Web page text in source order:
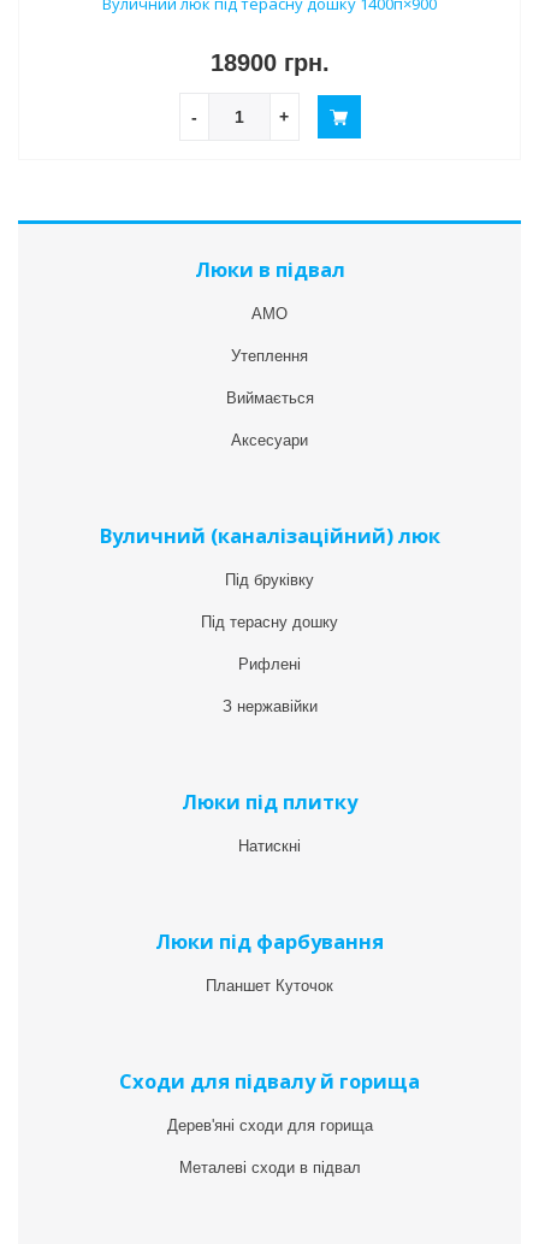
18900 грн.
- +
Люки в підвал
АМО
Утеплення
Виймається
Аксесуари
Вуличний (каналізаційний) люк
Під бруківку
Під терасну дошку
Рифлені
З нержавійки
Люки під плитку
Натискні
Люки під фарбування
Планшет Куточок
Сходи для підвалу й горища
Дерев'яні сходи для горища
Металеві сходи в підвал